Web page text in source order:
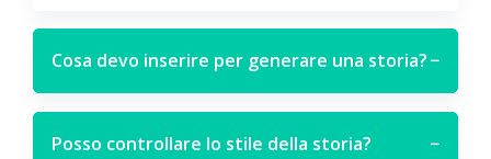
Cosa devo inserire per generare una storia?−
Posso controllare lo stile della storia? −